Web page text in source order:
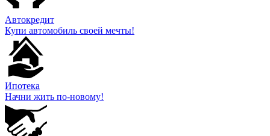
Автокредит
Купи автомобиль своей мечты!
Ипотека
Начни жить по-новому!